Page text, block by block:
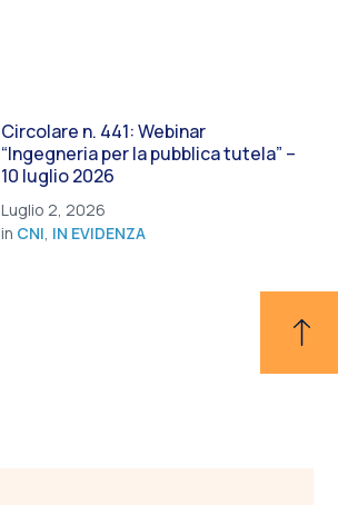
Circolare n. 441: Webinar
“Ingegneria per la pubblica tutela” –
10 luglio 2026
Luglio 2, 2026
in CNI, IN EVIDENZA